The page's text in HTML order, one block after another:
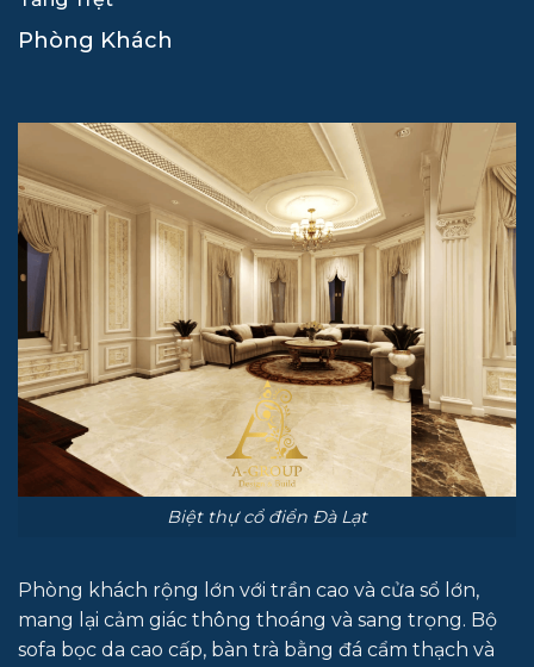
Phòng Khách
Biệt thự cổ điển Đà Lạt
Phòng khách rộng lớn với trần cao và cửa sổ lớn,
mang lại cảm giác thông thoáng và sang trọng. Bộ
sofa bọc da cao cấp, bàn trà bằng đá cẩm thạch và